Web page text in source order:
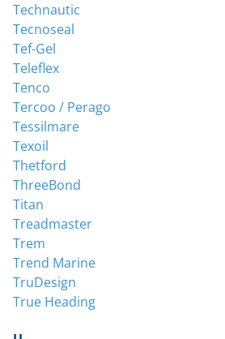
Technautic
Tecnoseal
Tef-Gel
Teleflex
Tenco
Tercoo / Perago
Tessilmare
Texoil
Thetford
ThreeBond
Titan
Treadmaster
Trem
Trend Marine
TruDesign
True Heading